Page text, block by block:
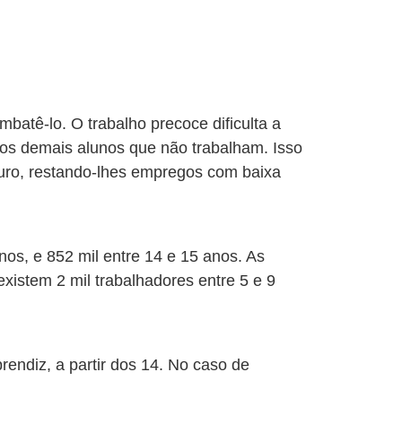
lo. O trabalho precoce dificulta a
demais alunos que não trabalham. Isso
restando-lhes empregos com baixa
e 852 mil entre 14 e 15 anos. As
2 mil trabalhadores entre 5 e 9
a partir dos 14. No caso de